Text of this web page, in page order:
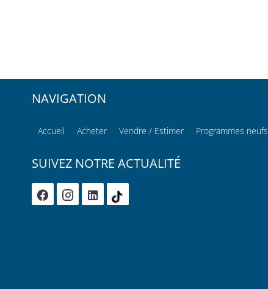
NAVIGATION
Accueil Acheter Vendre / Estimer Programmes neufs
SUIVEZ NOTRE ACTUALITÉ